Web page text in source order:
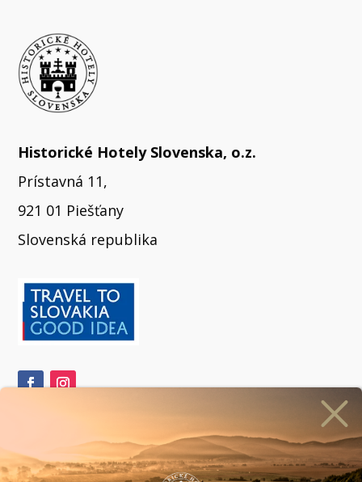
Historické Hotely Slovenska, o.z.
Prístavná 11,
921 01 Piešťany
Slovenská republika
sa na odber newslettera